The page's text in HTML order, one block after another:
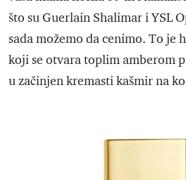
što su Guerlain Shalimar i YSL
sada možemo da cenimo. To je
koji se otvara toplim amberom
u začinjen kremasti kašmir na